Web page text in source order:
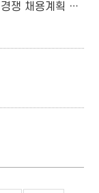
인천시설공단 2024년 제1회 공무직 공개경쟁 채용계획 공고